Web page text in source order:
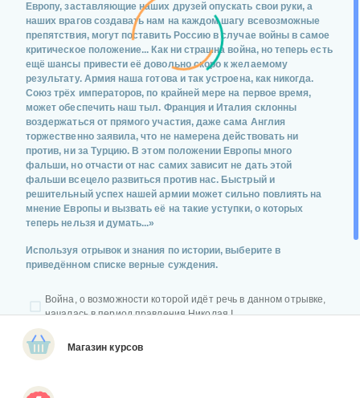
Магазин курсов
Европу, заставляющие наших друзей опускать свои руки, а
наших врагов создавать нам на каждом шагу всевозможные
препятствия, могут поставить Россию в случае войны в самое
критическое положение... Как ни страшна война, но теперь есть
ещё шансы привести её довольно скоро к желаемому
результату. Армия наша готова и так устроена, как никогда.
Союз трёх императоров, по крайней мере на первое время,
может обеспечить наш тыл. Франция и Италия склонны
воздержаться от прямого участия, даже сама Англия
торжественно заявила, что не намерена действовать ни
против, ни за Турцию. В этом положении Европы много
фальши, но отчасти от нас самих зависит не дать этой
фальши всецело развиться против нас. Быстрый и
решительный успех нашей армии может сильно повлиять на
мнение Европы и вызвать её на такие уступки, о которых
теперь нельзя и думать...»
Используя отрывок и знания по истории, выберите в
приведённом списке верные суждения.
Война, о возможности которой идёт речь в данном отрывке,
началась в период правления Николая I.
В Союз, упомянутый в данном отрывке, входила Франция.
Автор пишет, что Англия обязательно вступит в войну на